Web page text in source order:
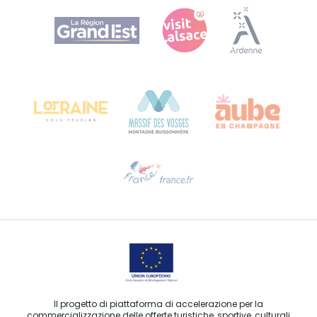
Agence Régionale du Tourisme Grand Est
Bureau de Colmar (sede operativa)
Contattaci per e-mail
Il progetto di piattaforma di accelerazione per la